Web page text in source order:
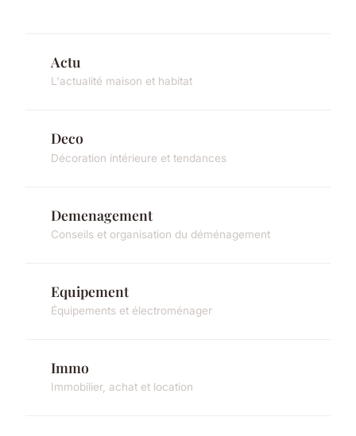
Actu
L'actualité maison et habitat
Deco
Décoration intérieure et tendances
Demenagement
Conseils et organisation du déménagement
Equipement
Équipements et électroménager
Immo
Immobilier, achat et location